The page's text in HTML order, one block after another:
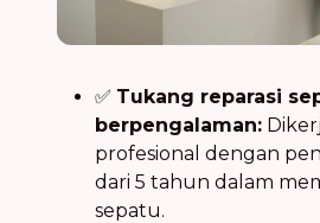
✅ Tukang reparasi
berpengalaman:
profesional dengan
dari 5 tahun dalam
sepatu.